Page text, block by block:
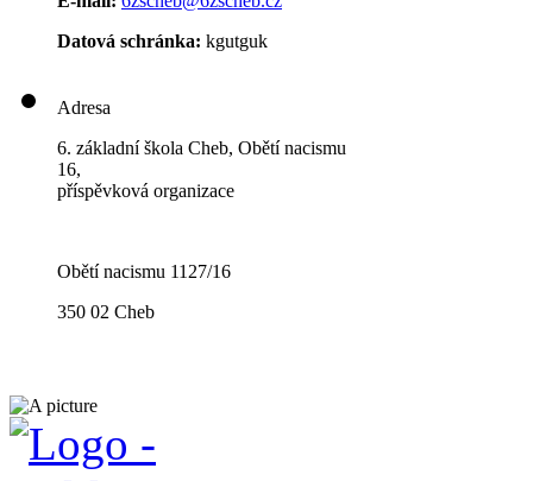
Datová schránka: kgutguk
Adresa
6. základní škola Cheb, Obětí nacismu
16,
příspěvková organizace
Obětí nacismu 1127/16
350 02 Cheb